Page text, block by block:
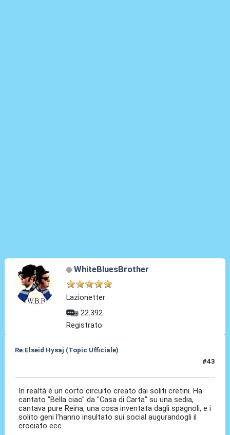
WhiteBluesBrother
Lazionetter
22.392
Registrato
Re:Elseid Hysaj (Topic Ufficiale)
#43
In realtà è un corto circuito creato dai soliti cretini. Ha
cantato "Bella ciao" da "Casa di Carta" su una sedia,
cantava pure Reina, una cosa inventata dagli spagnoli, e i
solito geni l'hanno insultato sui social augurandogli il
crociato ecc.